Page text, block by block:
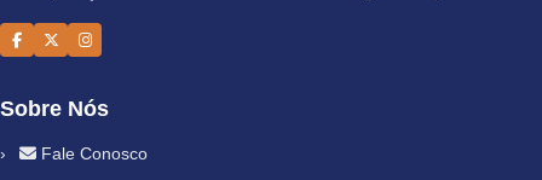
Sobre Nós
Fale Conosco